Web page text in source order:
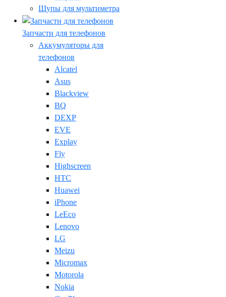
Щупы для мультиметра
Запчасти для телефонов
Аккумуляторы для
телефонов
Alcatel
Asus
Blackview
BQ
DEXP
EVE
Explay
Fly
Highscreen
HTC
Huawei
iPhone
LeEco
Lenovo
LG
Meizu
Micromax
Motorola
Nokia